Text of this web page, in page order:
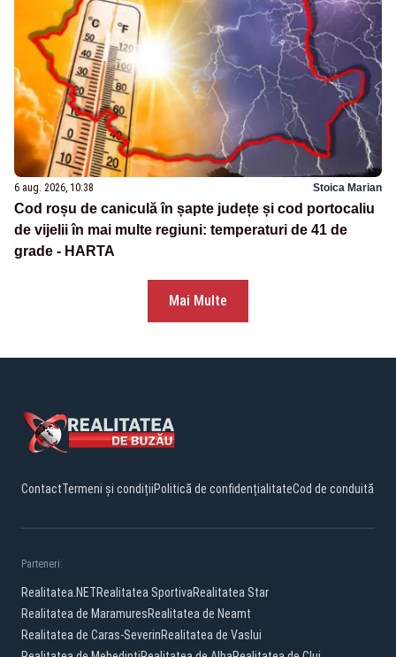
6 aug. 2026, 10:38 Stoica Marian
Cod roșu de caniculă în șapte județe și cod portocaliu
de vijelii în mai multe regiuni: temperaturi de 41 de
grade - HARTA
Mai Multe
ContactTermeni și condițiiPolitică de confidențialitateCod de conduită
Parteneri:
Realitatea.NETRealitatea SportivaRealitatea Star
Realitatea de MaramuresRealitatea de Neamt
Realitatea de Caras-SeverinRealitatea de Vaslui